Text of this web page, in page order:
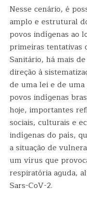
Nesse cenário, é
amplo e estrutural
povos indígenas ao
primeiras tentativas
Sanitário, há mais
direção à
de uma lei e de
povos indígenas
hoje, importantes
sociais, culturais e
indígenas do país,
a situação de
um vírus que
respiratória aguda,
Sars-CoV-2.